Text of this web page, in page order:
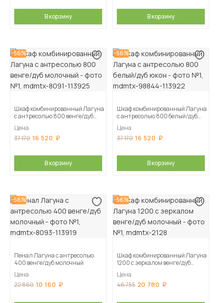
В корзину В корзину
-56%
Шкаф комбинированный Лагуна
с антресолью 800 венге/дуб
Цена
37 170 16 520
В корзину
-56%
Шкаф комбинированный Лагуна
с антресолью 800 белый/дуб
Цена
37 170 16 520
В корзину
-56%
Пенал Лагуна с антресолью
400 венге/дуб молочный
Цена
22 860 10 160
-56%
Шкаф комбинированный Лагуна
1200 с зеркалом венге/дуб
Цена
46 755 20 780